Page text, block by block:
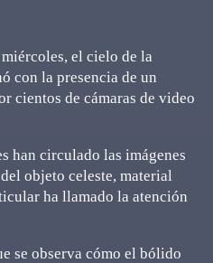
el cielo de la
con la presencia de un
cientos de cámaras de video
han circulado las imágenes
objeto celeste, material
ha llamado la atención
se observa cómo el bólido